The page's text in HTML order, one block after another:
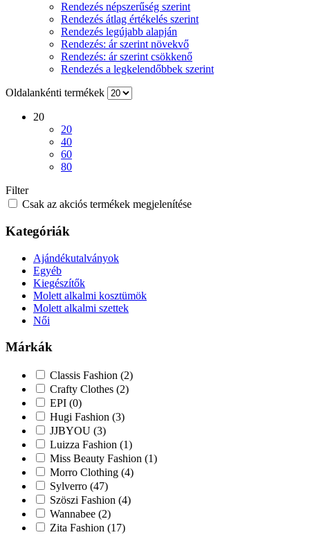
Rendezés népszerűség szerint
Rendezés átlag értékelés szerint
Rendezés legújabb alapján
Rendezés: ár szerint növekvő
Rendezés: ár szerint csökkenő
Rendezés a legkelendőbbek szerint
Oldalankénti termékek
20
20
40
60
80
Filter
Csak az akciós termékek megjelenítése
Kategóriák
Ajándékutalványok
Egyéb
Kiegészítők
Molett alkalmi kosztümök
Molett alkalmi szettek
Női
Márkák
Classis Fashion (2)
Crafty Clothes (2)
EPI (0)
Hugi Fashion (3)
JJBYOU (3)
Luizza Fashion (1)
Miss Beauty Fashion (1)
Morro Clothing (4)
Sylverro (47)
Szöszi Fashion (4)
Wannabee (2)
Zita Fashion (17)